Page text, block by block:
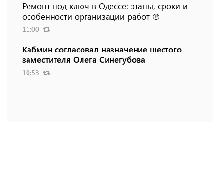
Ремонт под ключ в Одессе: этапы, сроки и
особенности организации работ ℗
11:00
Кабмин согласовал назначение шестого
заместителя Олега Синегубова
10:53